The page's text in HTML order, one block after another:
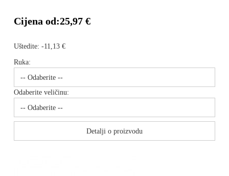
Cijena od:25,97 €
Uštedite: -11,13 €
Ruka:
Odaberite veličinu:
Detalji o proizvodu